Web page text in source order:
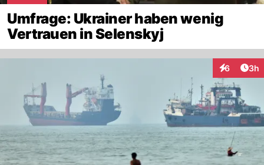
Umfrage: Ukrainer haben wenig
Vertrauen in Selenskyj
6 3h